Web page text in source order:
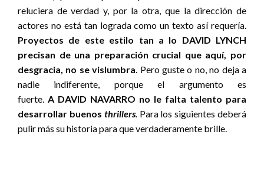
reluciera de verdad y, por la otra, que la dirección de
actores no está tan lograda como un texto así requería.
Proyectos de este estilo tan a lo DAVID LYNCH
precisan de una preparación crucial que aquí, por
desgracia, no se vislumbra. Pero guste o no, no deja a
nadie indiferente, porque el argumento es
fuerte. A DAVID NAVARRO no le falta talento para
desarrollar buenos thrillers.Para los siguientes deberá
pulir más su historia para que verdaderamente brille.